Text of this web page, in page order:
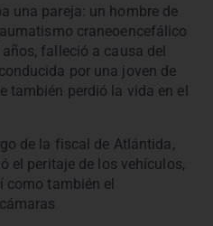
una pareja: un hombre de
craneoencefálico
falleció a causa del
por una joven de
también perdió la vida en el
de la fiscal de Atlántida,
el peritaje de los vehículos,
como también el